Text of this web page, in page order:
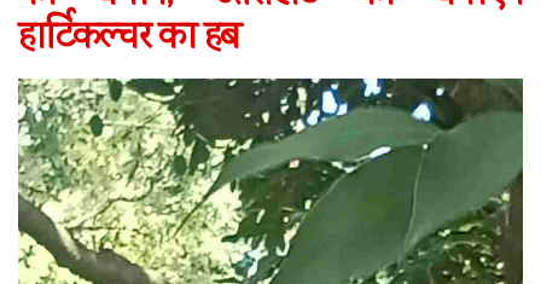
हार्टिकल्चर का हब